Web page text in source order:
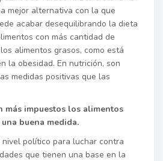
mejor alternativa con la que
acabar desequilibrando la dieta
con más cantidad de
alimentos grasos, como está
la obesidad. En nutrición, son
medidas positivas que las
más impuestos los alimentos
buena medida.
político para luchar contra
que tienen una base en la